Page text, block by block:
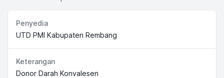
Penyedia
UTD PMI Kabupaten Rembang
Keterangan
Donor Darah Konvalesen